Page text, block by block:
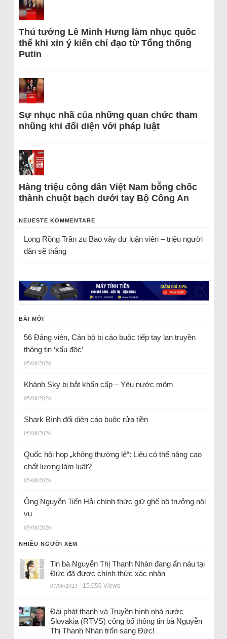
Thủ tướng Lê Minh Hưng làm nhục quốc
thể khi xin ý kiến chỉ đạo từ Tổng thống
Putin
Sự nhục nhã của những quan chức tham
nhũng khi đối diện với pháp luật
Hàng triệu công dân Việt Nam bỗng chốc
thành chuột bạch dưới tay Bộ Công An
NEUESTE KOMMENTARE
Long Rồng Trầnzu Bao vây dư luận viên – triệu người
dân sẽ thắng
BÀI MỚI
56 Đảng viên, Cán bộ bị cáo buộc tiếp tay lan truyền
thông tin ‘xấu độc’
05/08/2026
Khánh Sky bị bắt khẩn cấp – Yêu nước mõm
05/08/2026
Shark Bình đối diện cáo buộc rửa tiền
05/08/2026
Quốc hội họp „không thường lệ“: Liệu có thể nâng cao
chất lượng làm luật?
05/08/2026
Ông Nguyễn Tiến Hải chính thức giữ ghế bộ trưởng nội
vụ
05/08/2026
NHIỀU NGƯỜI XEM
Tin bà Nguyễn Thị Thanh Nhàn đang ẩn náu tại
Đức đã được chính thức xác nhận
07/08/2023 - 15.059 Views
Đài phát thanh và Truyền hình nhà nước
Slovakia (RTVS) công bố thông tin bà Nguyễn
Thị Thanh Nhàn trốn sang Đức!